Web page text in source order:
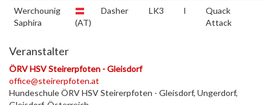
Werchounig
Saphira
(AT)
Dasher LK3 I
Quack
Attack
Veranstalter
ÖRV HSV Steirerpfoten - Gleisdorf
office@steirerpfoten.at
Hundeschule ÖRV HSV Steirerpfoten - Gleisdorf, Ungerdorf,